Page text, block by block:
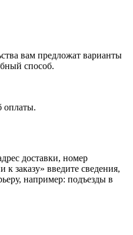
вам предложат варианты
способ.
оплаты.
доставки, номер
заказу» введите сведения,
например: подъезды в